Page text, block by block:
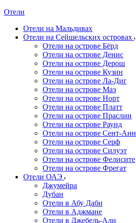
Отели
Отели на Мальдивах
Отели на Сейшельских островах
Отели на острове Бёрд
Отели на острове Денис
Отели на острове Дерош
Отели на острове Кузин
Отели на острове Ла-Диг
Отели на острове Маэ
Отели на острове Норт
Отели на острове Платт
Отели на острове Праслин
Отели на острове Раунд
Отели на острове Сент-Анн
Отели на острове Серф
Отели на острове Силуэт
Отели на острове Фелисите
Отели на острове Фрегат
Отели ОАЭ
Джумейра
Дубаи
Отели в Абу Даби
Отели в Аджмане
Отели в Джебель-Али